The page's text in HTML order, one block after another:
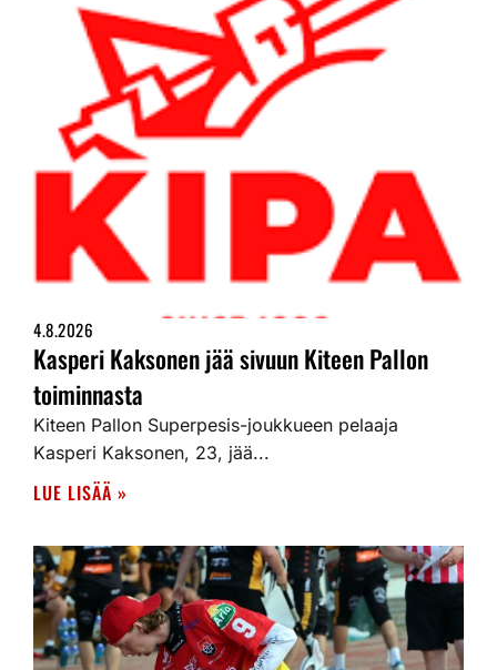
4.8.2026
Kasperi Kaksonen jää sivuun Kiteen Pallon
toiminnasta
Kiteen Pallon Superpesis-joukkueen pelaaja
Kasperi Kaksonen, 23, jää...
LUE LISÄÄ »